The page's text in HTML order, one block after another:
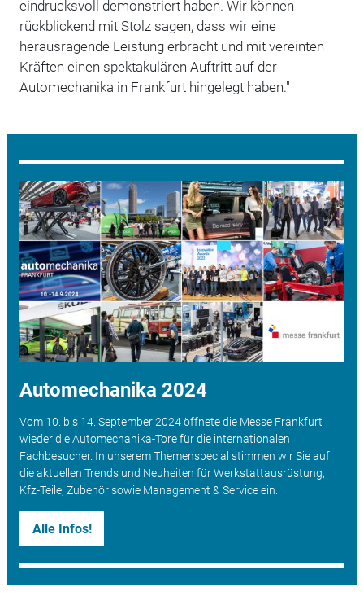
eindrucksvoll demonstriert haben. Wir können
rückblickend mit Stolz sagen, dass wir eine
herausragende Leistung erbracht und mit vereinten
Kräften einen spektakulären Auftritt auf der
Automechanika in Frankfurt hingelegt haben."
Automechanika 2024
Vom 10. bis 14. September 2024 öffnete die Messe Frankfurt
wieder die Automechanika-Tore für die internationalen
Fachbesucher. In unserem Themenspecial stimmen wir Sie auf
die aktuellen Trends und Neuheiten für Werkstattausrüstung,
Kfz-Teile, Zubehör sowie Management & Service ein.
Alle Infos!